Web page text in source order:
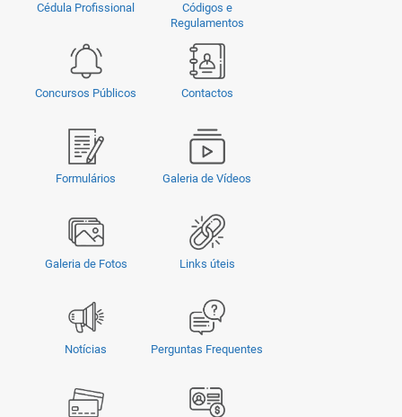
Cédula Profissional
Códigos e
Regulamentos
Concursos Públicos Contactos
Formulários Galeria de Vídeos
Galeria de Fotos Links úteis
Notícias Perguntas Frequentes